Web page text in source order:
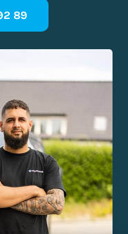
89